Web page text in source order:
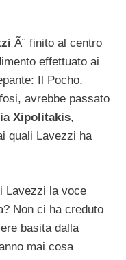
Ã¨ finito al centro
effettuato ai
Il Pocho,
avrebbe passato
Xipolitakis,
quali Lavezzi ha
Lavezzi la voce
Non ci ha creduto
basita dalla
mai cosa